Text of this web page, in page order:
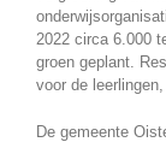
2022 circa 6.000
groen geplant.
voor de
De gemeente